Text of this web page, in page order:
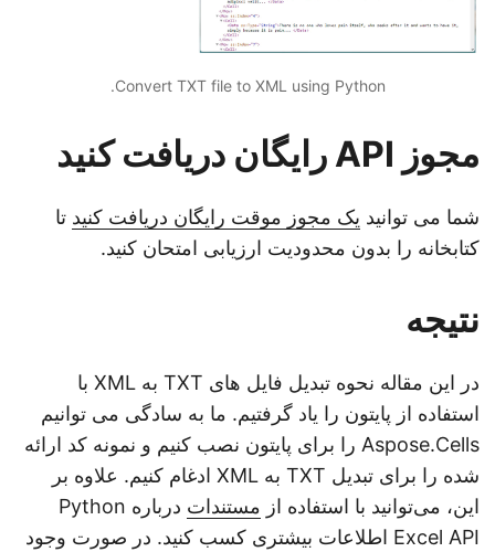
Convert TXT file to XML using Python.
مجوز API رایگان دریافت کنید
شما می توانیدیک مجوز موقت رایگان دریافت کنیدتا
کتابخانه را بدون محدودیت ارزیابی امتحان کنید.
نتیجه
در این مقاله نحوه تبدیل فایل های TXT به XML با
استفاده از پایتون را یاد گرفتیم. ما به سادگی می توانیم
Aspose.Cells را برای پایتون نصب کنیم و نمونه کد ارائه
شده را برای تبدیل TXT به XML ادغام کنیم. علاوه بر
این، می‌توانید با استفاده از مستندات
درباره Python
Excel API اطلاعات بیشتری کسب کنید. در صورت وجود